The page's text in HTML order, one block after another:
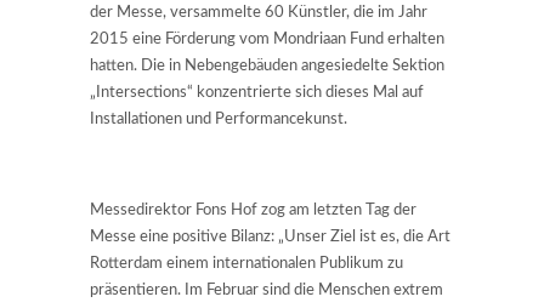
der Messe, versammelte 60 Künstler, die im Jahr
2015 eine Förderung vom Mondriaan Fund erhalten
hatten. Die in Nebengebäuden angesiedelte Sektion
„Intersections“ konzentrierte sich dieses Mal auf
Installationen und Performancekunst.
Messedirektor Fons Hof zog am letzten Tag der
Messe eine positive Bilanz: „Unser Ziel ist es, die Art
Rotterdam einem internationalen Publikum zu
präsentieren. Im Februar sind die Menschen extrem